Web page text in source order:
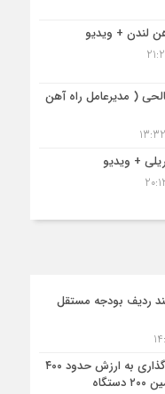
لندن + ویدیو
( مدیرعامل راه آهن
+ ویدیو
ردیف بودجه مستقل
امضای قرارداد سرمایه‌گذاری به ارزش حدود ۴۰۰
میلیون یورو برای تأمین ۲۰۰ دستگاه